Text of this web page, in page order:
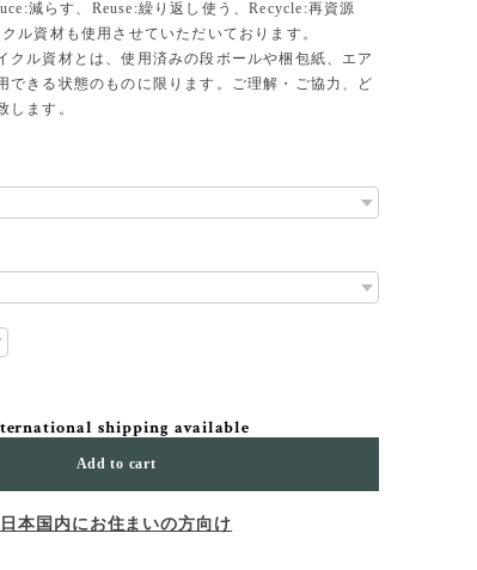
減らす、Reuse:繰り返し使う、Recycle:再資源
ル資材も使用させていただいております。
クル資材とは、使用済みの段ボールや梱包紙、エア
できる状態のものに限ります。ご理解・ご協力、ど
します。
shipping available
Add to cart
日本国内にお住まいの方向け